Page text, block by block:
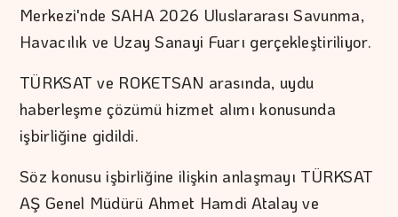
Merkezi'nde SAHA 2026 Uluslararası Savunma,
Havacılık ve Uzay Sanayi Fuarı gerçekleştiriliyor.
TÜRKSAT ve ROKETSAN arasında, uydu
haberleşme çözümü hizmet alımı konusunda
işbirliğine gidildi.
Söz konusu işbirliğine ilişkin anlaşmayı TÜRKSAT
AŞ Genel Müdürü Ahmet Hamdi Atalay ve